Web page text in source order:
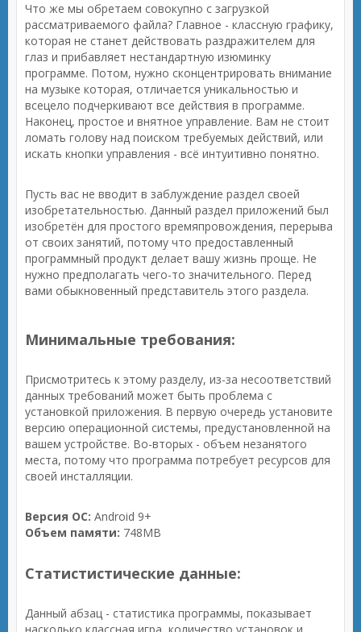
Что же мы обретаем совокупно с загрузкой
рассматриваемого файла? Главное - классную графику,
которая не станет действовать раздражителем для
глаз и прибавляет нестандартную изюминку
программе. Потом, нужно сконцентрировать внимание
на музыке которая, отличается уникальностью и
всецело подчеркивают все действия в программе.
Наконец, простое и внятное управление. Вам не стоит
ломать голову над поиском требуемых действий, или
искать кнопки управления - всё интуитивно понятно.
Пусть вас не вводит в заблуждение раздел своей
изобретательностью. Данный раздел приложений был
изобретён для простого времяпровождения, перерыва
от своих занятий, потому что предоставленный
программный продукт делает вашу жизнь проще. Не
нужно предполагать чего-то значительного. Перед
вами обыкновенный представитель этого раздела.
Минимальные требования:
Присмотритесь к этому разделу, из-за несоответствий
данных требований может быть проблема с
установкой приложения. В первую очередь установите
версию операционной системы, предустановленной на
вашем устройстве. Во-вторых - объем незанятого
места, потому что программа потребует ресурсов для
своей инсталляции.
Версия ОС: Android 9+
Объем памяти: 748MB
Статистистические данные:
Данный абзац - статистика программы, показывает